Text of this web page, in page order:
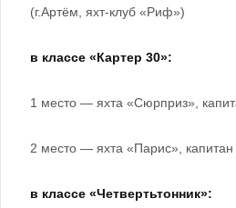
(г.Артём, яхт-клуб «Риф»)
в классе «Картер 30»:
1 место — яхта «Сюрприз»,
2 место — яхта «Парис»,
в классе «Четвертьтонник»: